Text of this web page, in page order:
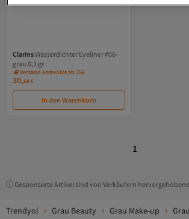
ClarinsWasserdichter Eyeliner #06-
grau 0,3 gr
Versand kostenlos ab 35€
30,64€
In den Warenkorb
1
Gesponserte Artikel sind von Verkäufern
Trendyol Grau Beauty Grau Make-up